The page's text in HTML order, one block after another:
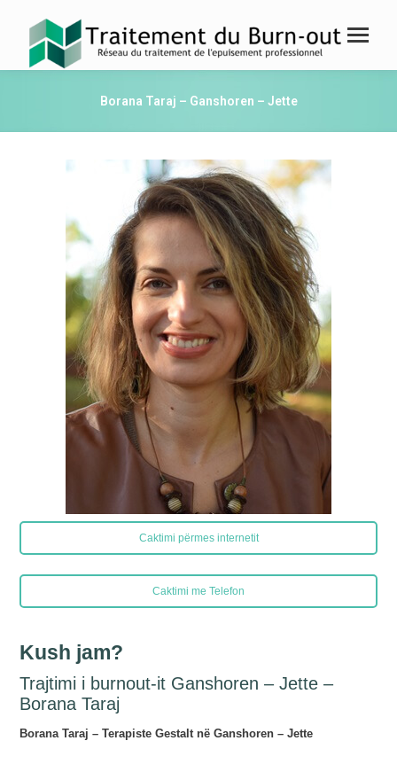
Borana Taraj – Ganshoren – Jette
Kush jam?
Trajtimi i burnout-it Ganshoren – Jette –
Borana Taraj
Borana Taraj – Terapiste Gestalt në Ganshoren – Jette
Caktimi përmes internetit
Caktimi me Telefon